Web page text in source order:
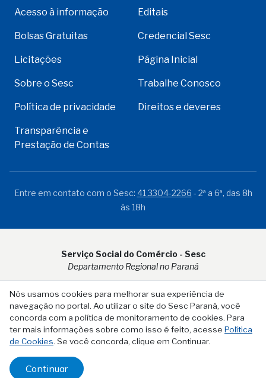
Nós usamos cookies para melhorar sua experiência de
navegação no portal. Ao utilizar o site do Sesc Paraná, você
concorda com a política de monitoramento de cookies. Para
ter mais informações sobre como isso é feito, acesse Política
de Cookies. Se você concorda, clique em Continuar.
Continuar
Acesso à informação Editais
Bolsas Gratuitas Credencial Sesc
Licitações Página Inicial
Sobre o Sesc Trabalhe Conosco
Política de privacidade Direitos e deveres
Transparência e
Prestação de Contas
Entre em contato com o Sesc: 41 3304-2266 - 2ª a 6ª, das 8h
às 18h
Serviço Social do Comércio - Sesc
Departamento Regional no Paraná
Rua Visconde do Rio Branco, 931 - CEP 80.410-001 - Curitiba -
PR